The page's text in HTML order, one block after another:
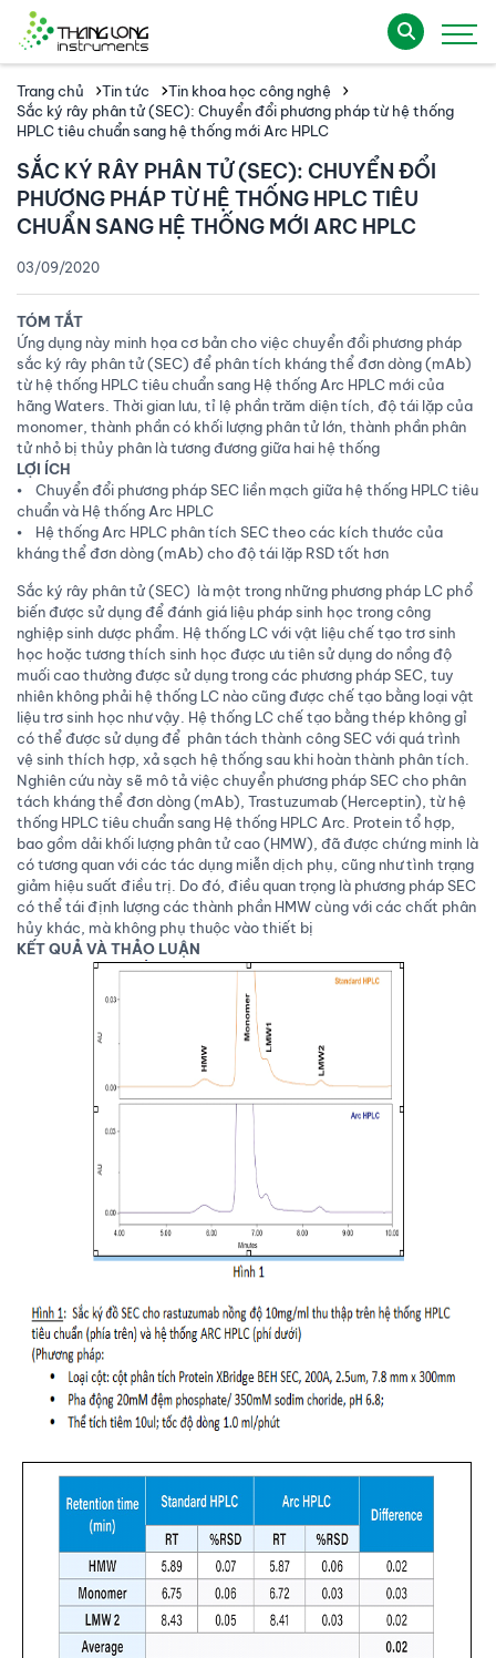
Trang chủ Tin tức
Tin khoa học công nghệ
Sắc ký rây phân tử (SEC): Chuyển đổi phương pháp từ hệ thống
HPLC tiêu chuẩn sang hệ thống mới Arc HPLC
SẮC KÝ RÂY PHÂN TỬ (SEC): CHUYỂN ĐỔI
PHƯƠNG PHÁP TỪ HỆ THỐNG HPLC TIÊU
CHUẨN SANG HỆ THỐNG MỚI ARC HPLC
03/09/2020
TÓM TẮT
Ứng dụng này minh họa cơ bản cho việc chuyển đổi phương pháp
sắc ký rây phân tử (SEC) để phân tích kháng thể đơn dòng (mAb)
từ hệ thống HPLC tiêu chuẩn sang Hệ thống Arc HPLC mới của
hãng Waters. Thời gian lưu, tỉ lệ phần trăm diện tích, độ tái lặp của
monomer, thành phần có khối lượng phân tử lớn, thành phần phân
tử nhỏ bị thủy phân là tương đương giữa hai hệ thống
LỢI ÍCH
⦁ Chuyển đổi phương pháp SEC liền mạch giữa hệ thống HPLC tiêu
chuẩn và Hệ thống Arc HPLC
⦁ Hệ thống Arc HPLC phân tích SEC theo các kích thước của
kháng thể đơn dòng (mAb) cho độ tái lặp RSD tốt hơn
Sắc ký rây phân tử (SEC) là một trong những phương pháp LC phổ
biến được sử dụng để đánh giá liệu pháp sinh học trong công
nghiệp sinh dược phẩm. Hệ thống LC với vật liệu chế tạo trơ sinh
học hoặc tương thích sinh học được ưu tiên sử dụng do nồng độ
muối cao thường được sử dụng trong các phương pháp SEC, tuy
nhiên không phải hệ thống LC nào cũng được chế tạo bằng loại vật
liệu trơ sinh học như vậy. Hệ thống LC chế tạo bằng thép không gỉ
có thể được sử dụng để phân tách thành công SEC với quá trình
vệ sinh thích hợp, xả sạch hệ thống sau khi hoàn thành phân tích.
Nghiên cứu này sẽ mô tả việc chuyển phương pháp SEC cho phân
tách kháng thể đơn dòng (mAb), Trastuzumab (Herceptin), từ hệ
thống HPLC tiêu chuẩn sang Hệ thống HPLC Arc. Protein tổ hợp,
bao gồm dải khối lượng phân tử cao (HMW), đã được chứng minh là
có tương quan với các tác dụng miễn dịch phụ, cũng như tình trạng
giảm hiệu suất điều trị. Do đó, điều quan trọng là phương pháp SEC
có thể tái định lượng các thành phần HMW cùng với các chất phân
hủy khác, mà không phụ thuộc vào thiết bị
KẾT QUẢ VÀ THẢO LUẬN